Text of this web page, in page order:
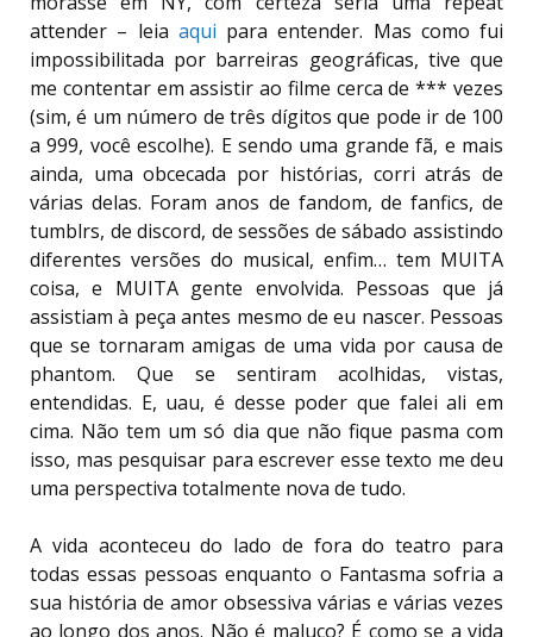
attender – leia aqui para entender. Mas como fui
impossibilitada por barreiras geográficas, tive que
me contentar em assistir ao filme cerca de *** vezes
(sim, é um número de três dígitos que pode ir de 100
a 999, você escolhe). E sendo uma grande fã, e mais
ainda, uma obcecada por histórias, corri atrás de
várias delas. Foram anos de fandom, de fanfics, de
tumblrs, de discord, de sessões de sábado assistindo
diferentes versões do musical, enfim… tem MUITA
coisa, e MUITA gente envolvida. Pessoas que já
assistiam à peça antes mesmo de eu nascer. Pessoas
que se tornaram amigas de uma vida por causa de
phantom. Que se sentiram acolhidas, vistas,
entendidas. E, uau, é desse poder que falei ali em
cima. Não tem um só dia que não fique pasma com
isso, mas pesquisar para escrever esse texto me deu
uma perspectiva totalmente nova de tudo.
A vida aconteceu do lado de fora do teatro para
todas essas pessoas enquanto o Fantasma sofria a
sua história de amor obsessiva várias e várias vezes
ao longo dos anos. Não é maluco? É como se a vida